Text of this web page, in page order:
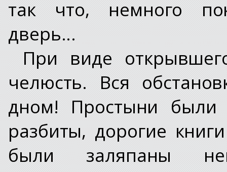
так что, немного
дверь...
При виде
челюсть. Вся
дном! Простыни
разбиты, дорогие
были заляпаны